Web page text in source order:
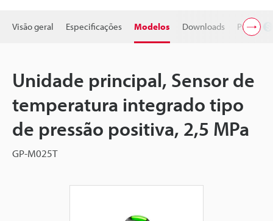
Visão geral Especificações Modelos Downloads Preço
Unidade principal, Sensor de
temperatura integrado tipo
de pressão positiva, 2,5 MPa
GP-M025T